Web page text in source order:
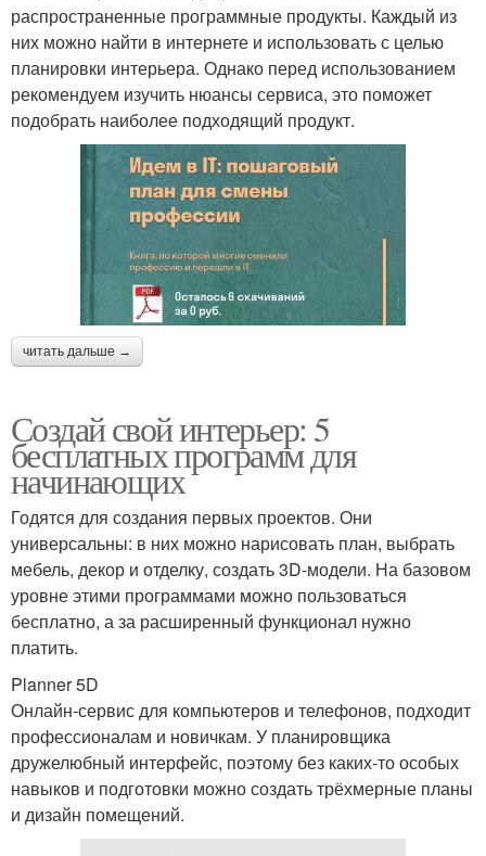
распространенные программные продукты. Каждый из
них можно найти в интернете и использовать с целью
планировки интерьера. Однако перед использованием
рекомендуем изучить нюансы сервиса, это поможет
подобрать наиболее подходящий продукт.
читать дальше →
Создай свой интерьер: 5
бесплатных программ для
начинающих
Годятся для создания первых проектов. Они
универсальны: в них можно нарисовать план, выбрать
мебель, декор и отделку, создать 3D-модели. На базовом
уровне этими программами можно пользоваться
бесплатно, а за расширенный функционал нужно
платить.
Planner 5D
Онлайн-сервис для компьютеров и телефонов, подходит
профессионалам и новичкам. У планировщика
дружелюбный интерфейс, поэтому без каких-то особых
навыков и подготовки можно создать трёхмерные планы
и дизайн помещений.